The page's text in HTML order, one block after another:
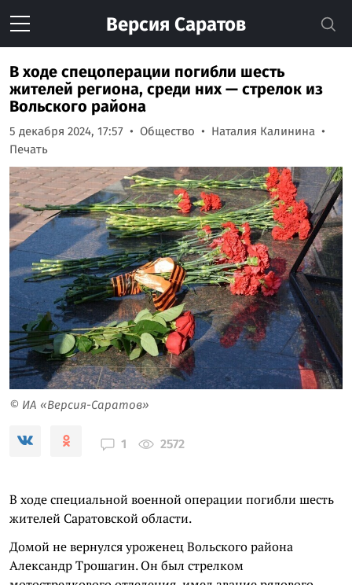
Версия Саратов
В ходе спецоперации погибли шесть
жителей региона, среди них — стрелок из
Вольского района
5 декабря 2024, 17:57 Общество
Наталия Калинина
Печать
© ИА «Версия-Саратов»
1 2572
В ходе специальной военной операции погибли шесть
жителей Саратовской области.
Домой не вернулся уроженец Вольского района
Александр Трошагин. Он был стрелком